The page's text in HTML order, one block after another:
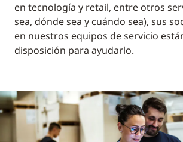
en tecnología y retail, entre otros
sea, dónde sea y cuándo sea), sus
en nuestros equipos de servicio
disposición para ayudarlo.